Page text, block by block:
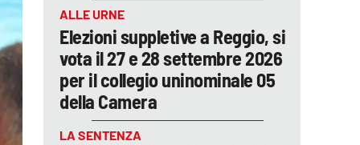
ALLE URNE
Elezioni suppletive a Reggio, si
vota il 27 e 28 settembre 2026
per il collegio uninominale 05
della Camera
LA SENTENZA